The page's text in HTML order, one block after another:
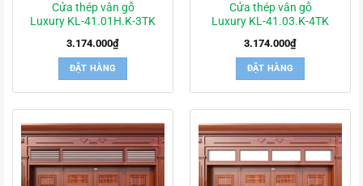
Cửa thép vân gỗ
Luxury KL-41.01H.K-3TK
3.174.000₫
ĐẶT HÀNG
Cửa thép vân gỗ
Luxury KL-41.03.K-4TK
3.174.000₫
ĐẶT HÀNG